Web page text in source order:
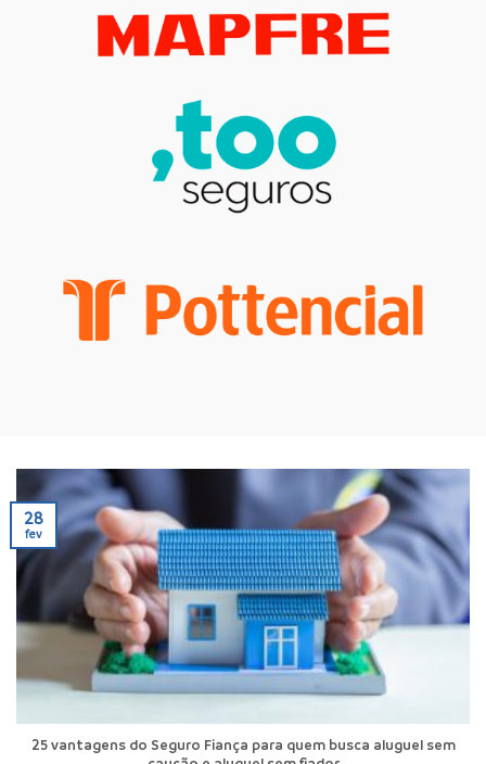
25 vantagens do Seguro Fiança para quem busca aluguel sem
28
fev